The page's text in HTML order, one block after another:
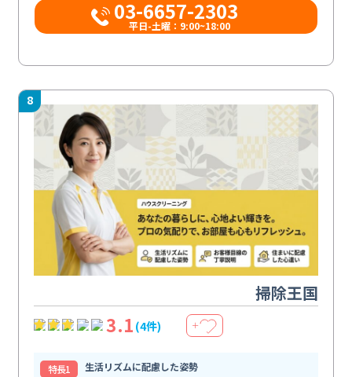
03-6657-2303
平日-土曜：9:00~18:00
8
掃除王国
3.1 (4件) ＋
特⻑1
生活リズムに配慮した姿勢